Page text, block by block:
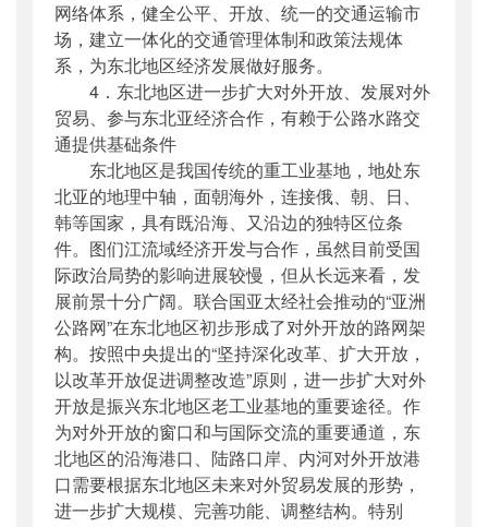
网络体系，健全公平、开放、统一的交通运输市
场，建立一体化的交通管理体制和政策法规体
系，为东北地区经济发展做好服务。
4．东北地区进一步扩大对外开放、发展对外
贸易、参与东北亚经济合作，有赖于公路水路交
通提供基础条件
东北地区是我国传统的重工业基地，地处东
北亚的地理中轴，面朝海外，连接俄、朝、日、
韩等国家，具有既沿海、又沿边的独特区位条
件。图们江流域经济开发与合作，虽然目前受国
际政治局势的影响进展较慢，但从长远来看，发
展前景十分广阔。联合国亚太经社会推动的“亚洲
公路网”在东北地区初步形成了对外开放的路网架
构。按照中央提出的“坚持深化改革、扩大开放，
以改革开放促进调整改造”原则，进一步扩大对外
开放是振兴东北地区老工业基地的重要途径。作
为对外开放的窗口和与国际交流的重要通道，东
北地区的沿海港口、陆路口岸、内河对外开放港
口需要根据东北地区未来对外贸易发展的形势，
进一步扩大规模、完善功能、调整结构。特别